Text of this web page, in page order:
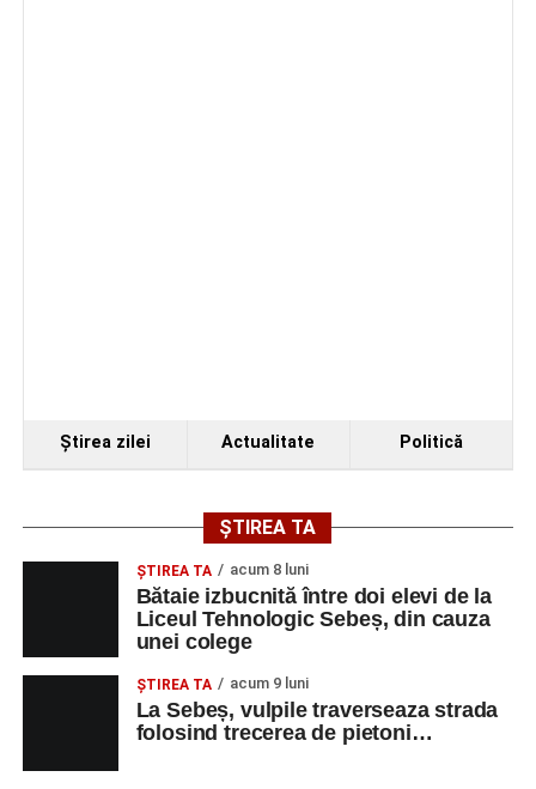
reprezintă doar începutul unei serii de concerte care vor
avea loc pe parcursul taberei, oferind comunității din
și de a lua parte la un veritabil schimb cultural prin
Adaugă-ne ca sursă preferată
Urmărește-ne pe Google News
Ştirea zilei Actualitate Politică
ȘTIREA TA
ŞTIREA TA acum 8 luni
Bătaie izbucnită între doi elevi de la
Liceul Tehnologic Sebeș, din cauza
unei colege
ŞTIREA TA acum 9 luni
La Sebeș, vulpile traverseaza strada
folosind trecerea de pietoni…